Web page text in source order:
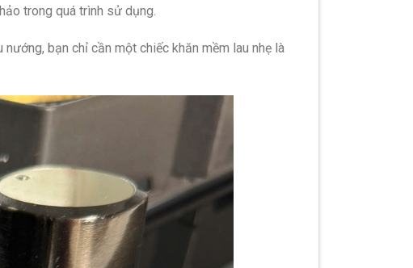
trong quá trình sử dụng.
nướng, bạn chỉ cần một chiếc khăn mềm lau nhẹ là